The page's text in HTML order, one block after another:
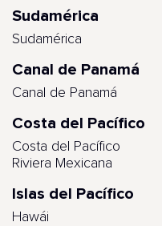
Sudamérica
Sudamérica
Canal de Panamá
Canal de Panamá
Costa del Pacífico
Costa del Pacífico
Riviera Mexicana
Islas del Pacífico
Hawái